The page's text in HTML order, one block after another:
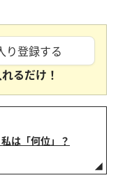
り登録する
るだけ！
は「何位」？